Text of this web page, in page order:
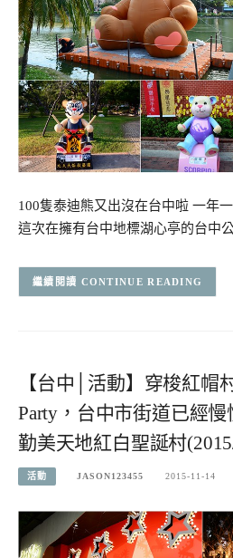
100隻泰迪熊又出沒在台中啦 一年
這次在擁有台中地標湖心亭的台中
CONTINUE READING
【台中│活動】穿梭紅帽
Party，台中市街道已經慢
勤美天地紅白聖誕村
活動 JASON123455 2015-11-14